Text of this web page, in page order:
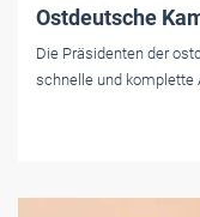
Ostdeutsche
Die Präsidenten der
schnelle und komplette